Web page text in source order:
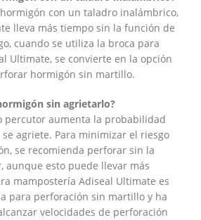
con un taladro inalámbrico,
lleva más tiempo sin la función de
cuando se utiliza la broca para
Ultimate, se convierte en la opción
hormigón sin martillo.
sin agrietarlo?
percutor aumenta la probabilidad
agriete. Para minimizar el riesgo
se recomienda perforar sin la
aunque esto puede llevar más
mampostería Adiseal Ultimate es
para perforación sin martillo y ha
velocidades de perforación